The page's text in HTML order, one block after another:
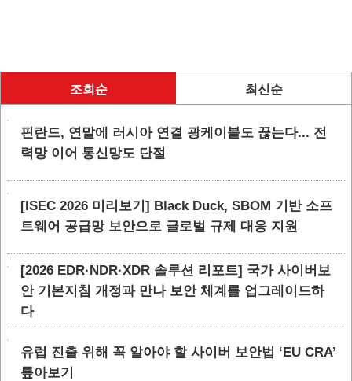
조회순 최신순
핀란드, 연말에 러시아 연결 광케이블도 끊는다... 전
력망 이어 통신망도 단절
[ISEC 2026 미리보기] Black Duck, SBOM 기반 소프
트웨어 공급망 보안으로 글로벌 규제 대응 지원
[2026 EDR·NDR·XDR 솔루션 리포트] 국가 사이버보
안 기본지침 개정과 만나 보안 체계를 업그레이드하
다
유럽 진출 위해 꼭 알아야 할 사이버 보안법 ‘EU CRA’
톺아보기